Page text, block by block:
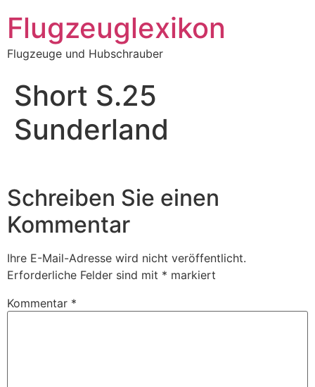
Inhalt
springen
Flugzeuglexikon
Flugzeuge und Hubschrauber
Short S.25
Sunderland
Schreiben Sie einen
Kommentar
Ihre E-Mail-Adresse wird nicht veröffentlicht.
Erforderliche Felder sind mit * markiert
Kommentar *